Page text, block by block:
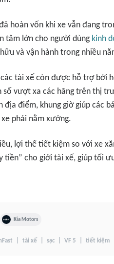
hoàn vốn khi xe vẫn đang
tâm lớn cho người dùng kinh
và vận hành trong nhiều
tài xế còn được hỗ trợ bởi
vượt xa các hãng trên thị
địa điểm, khung giờ giúp các
phải nằm xưởng.
lợi thế tiết kiệm so với xe
tiền” cho giới tài xế, giúp tối
Kia Motors
tài xế sạc VF 5 tiết kiệm